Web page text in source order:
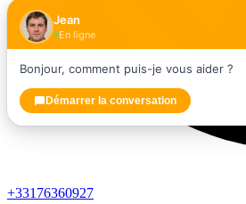
+33176360927
Jean
En ligne
Bonjour, comment puis-je vous aider ?
Démarrer la conversation